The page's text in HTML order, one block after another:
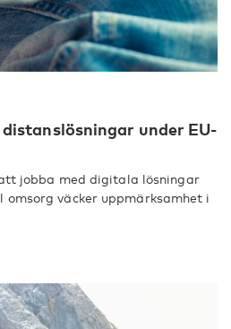
under EU-
jobba med digitala lösningar
omsorg väcker uppmärksamhet i